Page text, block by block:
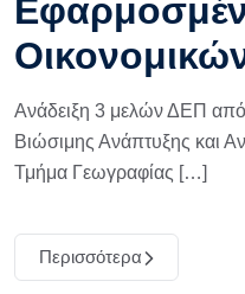
Ανάδειξη 3 μελών ΔΕΠ από
Βιώσιμης Ανάπτυξης και
Τμήμα Γεωγραφίας […]
Περισσότερα